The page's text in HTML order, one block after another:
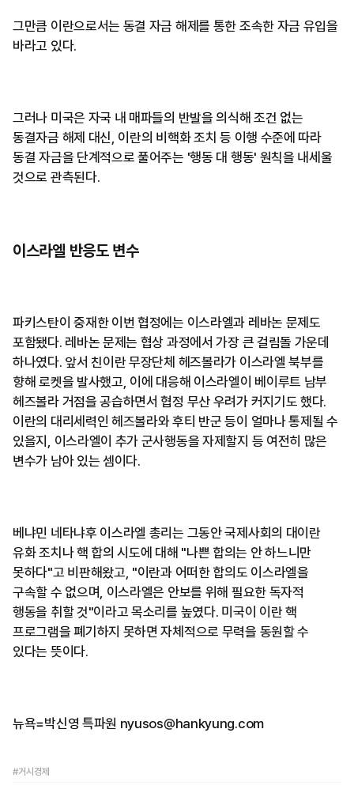
그만큼 이란으로서는 동결 자금 해제를 통한 조속한 자금 유입을
바라고 있다.
그러나 미국은 자국 내 매파들의 반발을 의식해 조건 없는
동결자금 해제 대신, 이란의 비핵화 조치 등 이행 수준에 따라
동결 자금을 단계적으로 풀어주는 '행동 대 행동' 원칙을 내세울
것으로 관측된다.
이스라엘 반응도 변수
파키스탄이 중재한 이번 협정에는 이스라엘과 레바논 문제도
포함됐다. 레바논 문제는 협상 과정에서 가장 큰 걸림돌 가운데
하나였다. 앞서 친이란 무장단체 헤즈볼라가 이스라엘 북부를
향해 로켓을 발사했고, 이에 대응해 이스라엘이 베이루트 남부
헤즈볼라 거점을 공습하면서 협정 무산 우려가 커지기도 했다.
이란의 대리세력인 헤즈볼라와 후티 반군 등이 얼마나 통제될 수
있을지, 이스라엘이 추가 군사행동을 자제할지 등 여전히 많은
변수가 남아 있는 셈이다.
베냐민 네타냐후 이스라엘 총리는 그동안 국제사회의 대이란
유화 조치나 핵 합의 시도에 대해 "나쁜 합의는 안 하느니만
못하다"고 비판해왔고, "이란과 어떠한 합의도 이스라엘을
구속할 수 없으며, 이스라엘은 안보를 위해 필요한 독자적
행동을 취할 것"이라고 목소리를 높였다. 미국이 이란 핵
프로그램을 폐기하지 못하면 자체적으로 무력을 동원할 수
있다는 뜻이다.
뉴욕=박신영 특파원 nyusos@hankyung.com
#거시경제